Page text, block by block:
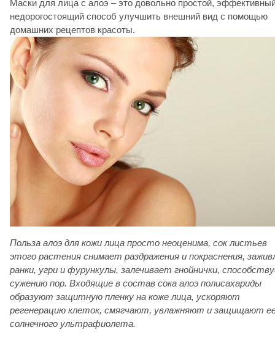
Маски для лица с алоэ – это довольно простой,
недорогостоящий способ улучшить внешний вид с помощью
домашних рецептов красоты.
Польза алоэ для кожи лица просто неоценима, сок листьев
этого растения снимает раздражения и покраснения,
ранки, угри и фурункулы, залечивает гнойнички,
сужению пор. Входящие в состав сока алоэ полисахариды
образуют защитную пленку на коже лица, ускоряют
регенерацию клеток, смягчают, увлажняют и защищают
солнечного ультрафиолета.